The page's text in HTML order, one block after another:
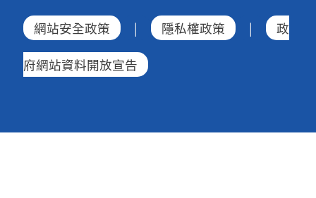
網站安全政策 | 隱私權政策 | 政
府網站資料開放宣告